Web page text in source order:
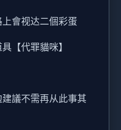
會视达二個彩蛋
【代罪貓咪】
議不需再从此事其